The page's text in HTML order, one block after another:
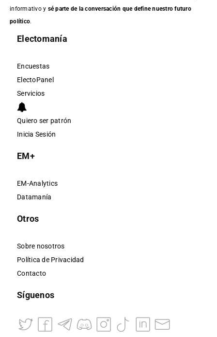
informativo y sé parte de la conversación que define nuestro futuro
político.
Electomanía
Encuestas
ElectoPanel
Servicios
Quiero ser patrón
Inicia Sesión
EM+
EM-Analytics
Datamanía
Otros
Sobre nosotros
Política de Privacidad
Contacto
Síguenos